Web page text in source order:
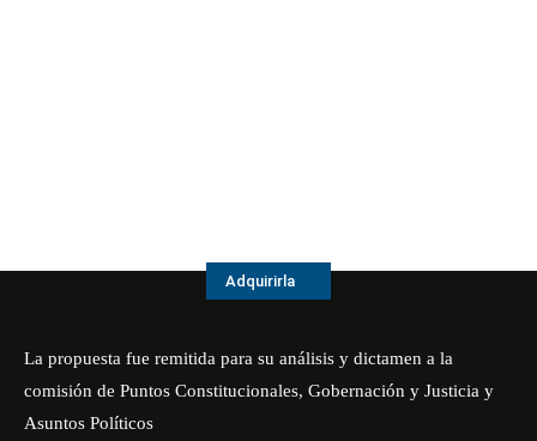
Adquirirla
La propuesta fue remitida para su análisis y dictamen a la
comisión de Puntos Constitucionales, Gobernación y Justicia y
Asuntos Políticos